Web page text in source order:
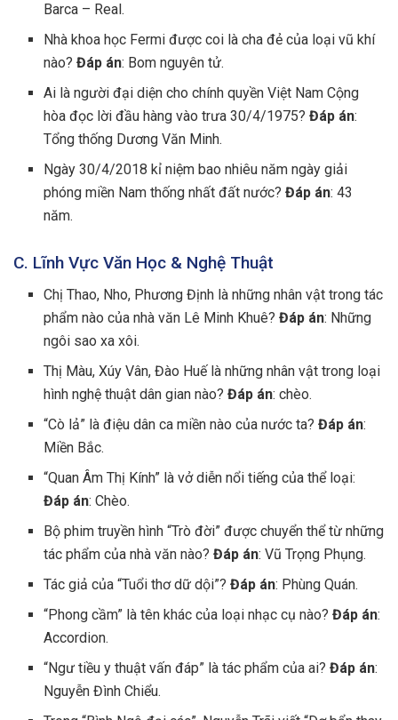
Barca – Real.
Nhà khoa học Fermi được coi là cha đẻ của loại vũ khí
nào?Đáp án: Bom nguyên tử.
Ai là người đại diện cho chính quyền Việt Nam Cộng
hòa đọc lời đầu hàng vào trưa 30/4/1975?Đáp án:
Tổng thống Dương Văn Minh.
Ngày 30/4/2018 kỉ niệm bao nhiêu năm ngày giải
phóng miền Nam thống nhất đất nước?Đáp án: 43
năm.
C. Lĩnh Vực Văn Học & Nghệ Thuật
Chị Thao, Nho, Phương Định là những nhân vật trong tác
phẩm nào của nhà văn Lê Minh Khuê?Đáp án: Những
ngôi sao xa xôi.
Thị Màu, Xúy Vân, Đào Huế là những nhân vật trong loại
hình nghệ thuật dân gian nào?Đáp án: chèo.
“Cò lả” là điệu dân ca miền nào của nước ta?Đáp án:
Miền Bắc.
“Quan Âm Thị Kính” là vở diễn nổi tiếng của thể loại:
Đáp án: Chèo.
Bộ phim truyền hình “Trò đời” được chuyển thể từ những
tác phẩm của nhà văn nào?Đáp án: Vũ Trọng Phụng.
Tác giả của “Tuổi thơ dữ dội”?Đáp án: Phùng Quán.
“Phong cầm” là tên khác của loại nhạc cụ nào?Đáp án:
Accordion.
“Ngư tiều y thuật vấn đáp” là tác phẩm của ai?Đáp án:
Nguyễn Đình Chiểu.